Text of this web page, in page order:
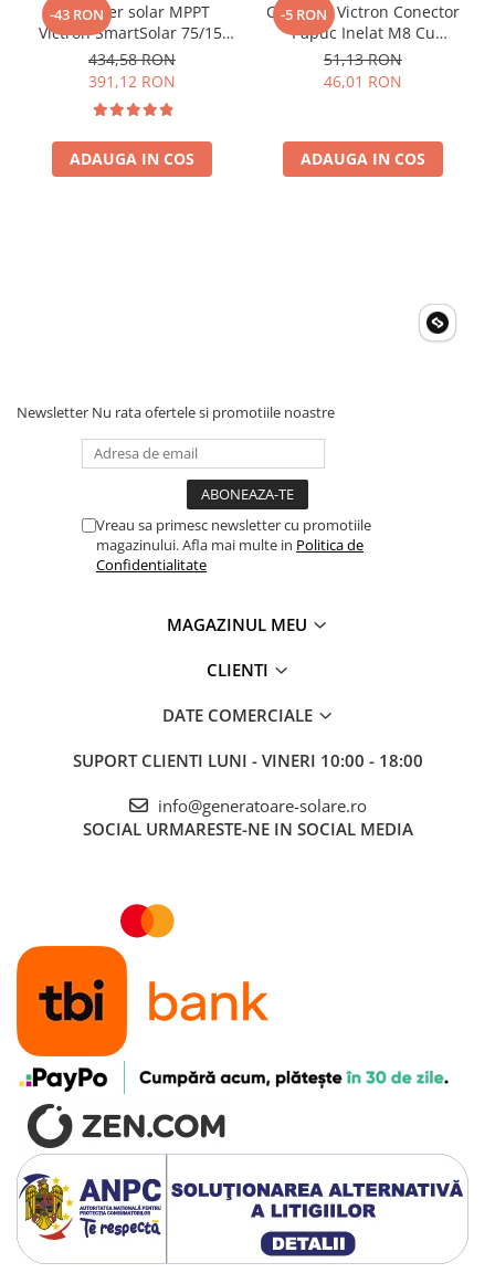
-43 RON
Controler solar MPPT
Victron SmartSolar 75/15,
15A 12V/24V, cu Bluetooth
integrat
434,58 RON
391,12 RON
ADAUGA IN COS
-5 RON
Conector Victron Conector
Papuc Inelat M8 Cu
Siguranta Fuzibila Ato De
30A Bpc900110014 M8,
siguranta (BPC900110014)
51,13 RON
46,01 RON
ADAUGA IN COS
Newsletter Nu rata ofertele si promotiile noastre
Vreau sa primesc newsletter cu promotiile
magazinului. Afla mai multe in Politica de
Confidentialitate
MAGAZINUL MEU
CLIENTI
DATE COMERCIALE
SUPORT CLIENTI LUNI - VINERI 10:00 - 18:00
info@generatoare-solare.ro
SOCIAL URMARESTE-NE IN SOCIAL MEDIA